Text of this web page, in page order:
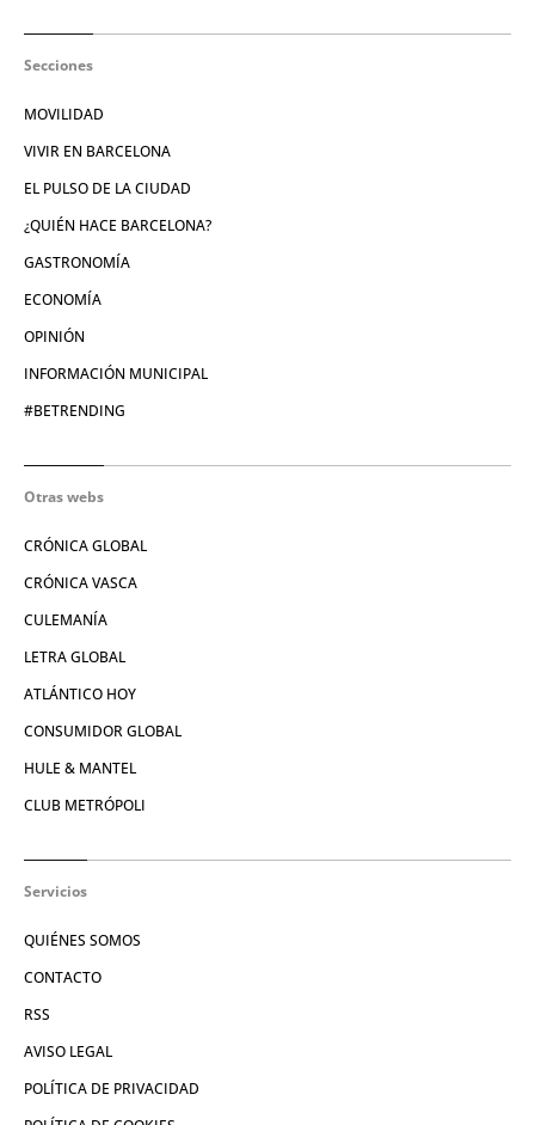
Secciones
MOVILIDAD
VIVIR EN BARCELONA
EL PULSO DE LA CIUDAD
¿QUIÉN HACE BARCELONA?
GASTRONOMÍA
ECONOMÍA
OPINIÓN
INFORMACIÓN MUNICIPAL
#BETRENDING
Otras webs
CRÓNICA GLOBAL
CRÓNICA VASCA
CULEMANÍA
LETRA GLOBAL
ATLÁNTICO HOY
CONSUMIDOR GLOBAL
HULE & MANTEL
CLUB METRÓPOLI
Servicios
QUIÉNES SOMOS
CONTACTO
RSS
AVISO LEGAL
POLÍTICA DE PRIVACIDAD